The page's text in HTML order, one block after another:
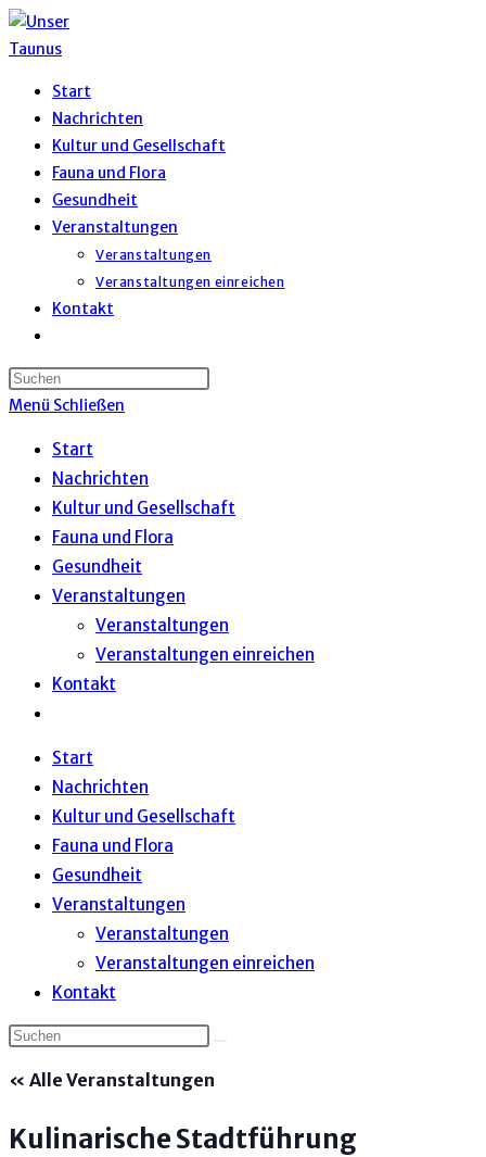
Zum
Inhalt
Start
Nachrichten
Kultur und Gesellschaft
Fauna und Flora
Gesundheit
Veranstaltungen
Veranstaltungen
Veranstaltungen einreichen
Kontakt
umschalten
Menü Schließen
Start
Nachrichten
Kultur und Gesellschaft
Fauna und Flora
Gesundheit
Veranstaltungen
Veranstaltungen
Veranstaltungen einreichen
Kontakt
umschalten
Start
Nachrichten
Kultur und Gesellschaft
Fauna und Flora
Gesundheit
Veranstaltungen
Veranstaltungen
Veranstaltungen einreichen
Kontakt
« Alle Veranstaltungen
Kulinarische Stadtführung